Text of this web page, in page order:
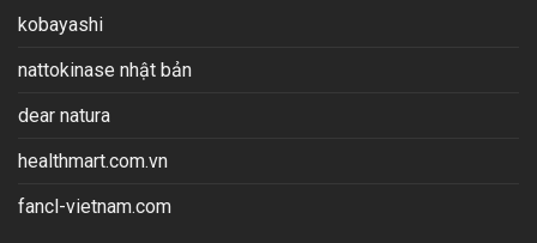
kobayashi
nattokinase nhật bản
dear natura
healthmart.com.vn
fancl-vietnam.com